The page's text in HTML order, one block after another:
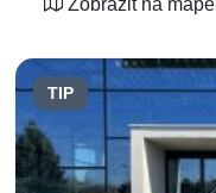
Zobrazit na mapě
TIP